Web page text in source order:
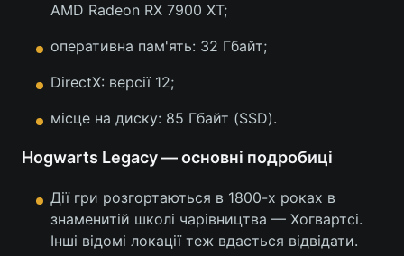
AMD Radeon RX 7900 XT;
оперативна пам'ять: 32 Гбайт;
DirectX: версії 12;
місце на диску: 85 Гбайт (SSD).
Hogwarts Legacy — основні подробиці
Дії гри розгортаються в 1800-х роках в
знаменитій школі чарівництва — Хогвартсі.
Інші відомі локації теж вдасться відвідати.